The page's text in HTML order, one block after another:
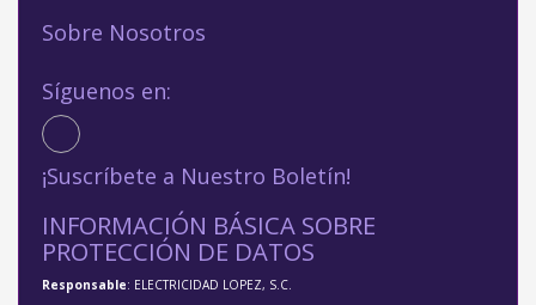
Sobre Nosotros
Síguenos en:
¡Suscríbete a Nuestro Boletín!
INFORMACIÓN BÁSICA SOBRE
PROTECCIÓN DE DATOS
Responsable: ELECTRICIDAD LOPEZ, S.C.